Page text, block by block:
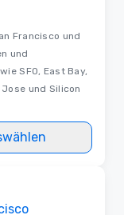
Francisco und
und
SFO, East Bay,
und Silicon